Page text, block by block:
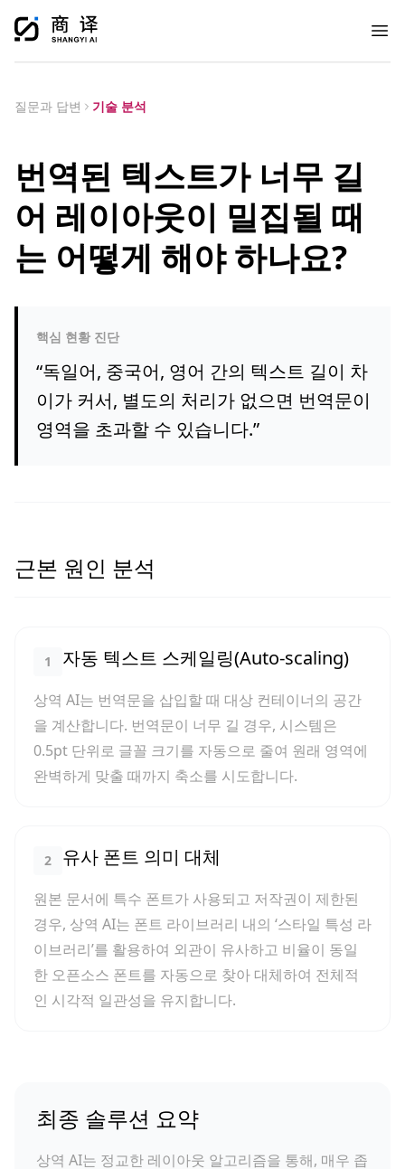
질문과 답변 기술 분석
번역된 텍스트가 너무 길
어 레이아웃이 밀집될 때
는 어떻게 해야 하나요?
핵심 현황 진단
“독일어, 중국어, 영어 간의 텍스트 길이 차
이가 커서, 별도의 처리가 없으면 번역문이
영역을 초과할 수 있습니다.”
근본 원인 분석
1 자동 텍스트 스케일링(Auto-scaling)
상역 AI는 번역문을 삽입할 때 대상 컨테이너의 공간
을 계산합니다. 번역문이 너무 길 경우, 시스템은
0.5pt 단위로 글꼴 크기를 자동으로 줄여 원래 영역에
완벽하게 맞출 때까지 축소를 시도합니다.
2 유사 폰트 의미 대체
원본 문서에 특수 폰트가 사용되고 저작권이 제한된
경우, 상역 AI는 폰트 라이브러리 내의 ‘스타일 특성 라
이브러리’를 활용하여 외관이 유사하고 비율이 동일
한 오픈소스 폰트를 자동으로 찾아 대체하여 전체적
인 시각적 일관성을 유지합니다.
최종 솔루션 요약
상역 AI는 정교한 레이아웃 알고리즘을 통해, 매우 좁